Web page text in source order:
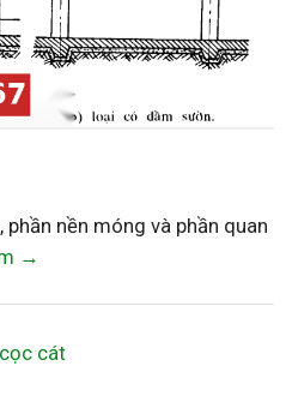
nền móng và phần quan
→